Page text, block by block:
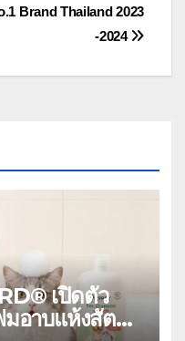
Brand Thailand 2023
-2024
เปิดตัว
อาบแห้งสัตว์